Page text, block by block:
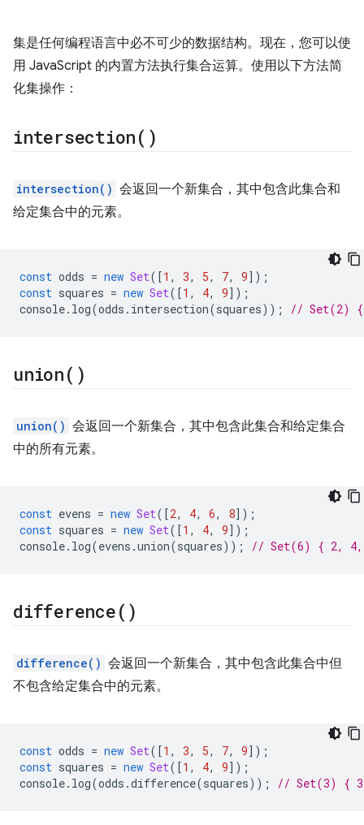
集是任何编程语言中必不可少的数据结构。现在，您可以使
用 JavaScript 的内置方法执行集合运算。使用以下方法简
化集操作：
intersection( )
intersection() 会返回一个新集合，其中包含此集合和
给定集合中的元素。
const odds = new Set([1 , 3, 5, 7, 9]);
const squares = new Set([1 , 4, 9]);
console. log(odds . intersection(squares)); // Set(2)
union( )
union() 会返回一个新集合，其中包含此集合和给定集合
中的所有元素。
const evens = new Set([2, 4, 6, 8]);
const squares = new Set([1 , 4, 9]);
console. log(evens .union(squares)); // Set(6) { 2,
difference( )
difference() 会返回一个新集合，其中包含此集合中但
不包含给定集合中的元素。
const odds = new Set([1 , 3, 5, 7, 9]);
const squares = new Set([1 , 4, 9]);
console. log(odds .difference(squares)); // Set(3) {